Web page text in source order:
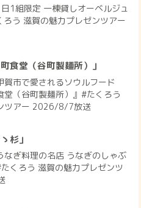
日1組限定 一棟貸しオーベルジュ
ろう 滋賀の魅力プレゼンツアー
食堂（谷町製麺所）」
賀市で愛されるソウルフード
堂（谷町製麺所）』#たくろう
ツアー 2026/8/7放送
杉」
なぎ料理の名店 うなぎのしゃぶ
くろう 滋賀の魅力プレゼンツ